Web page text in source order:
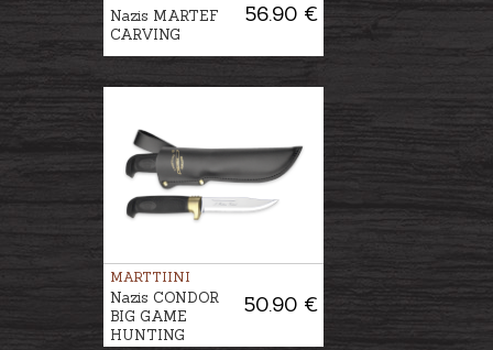
56.90 €
Nazis MARTEF
CARVING
MARTTIINI
50.90 €
Nazis CONDOR
BIG GAME
HUNTING